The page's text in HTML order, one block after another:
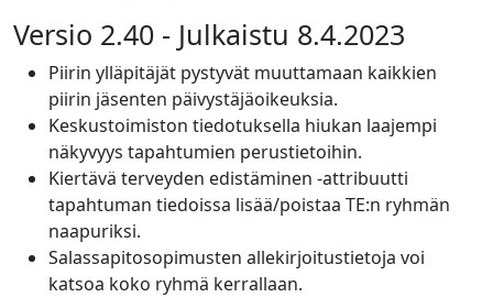
Versio 2.40 - Julkaistu 8.4.2023
Piirin ylläpitäjät pystyvät muuttamaan kaikkien
piirin jäsenten päivystäjäoikeuksia.
Keskustoimiston tiedotuksella hiukan laajempi
näkyvyys tapahtumien perustietoihin.
Kiertävä terveyden edistäminen -attribuutti
tapahtuman tiedoissa lisää/poistaa TE:n ryhmän
naapuriksi.
Salassapitosopimusten allekirjoitustietoja voi
katsoa koko ryhmä kerrallaan.